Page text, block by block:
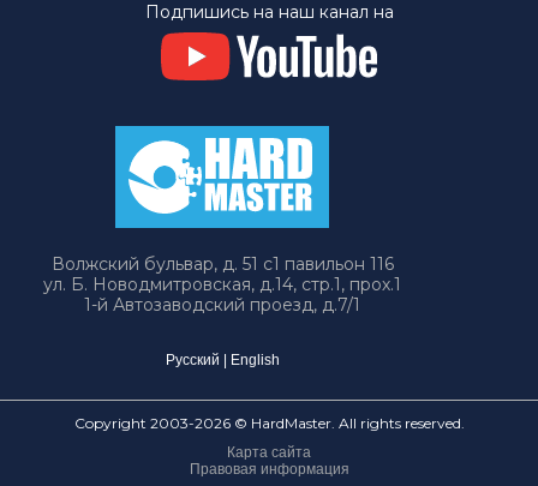
Подпишись на наш канал на
Волжский бульвар, д. 51 с1 павильон 116
ул. Б. Новодмитровская, д.14, стр.1, прох.1
1-й Автозаводский проезд, д.7/1
Русский English
Copyright 2003-2026 © HardMaster. All rights reserved.
Карта сайта
Правовая информация